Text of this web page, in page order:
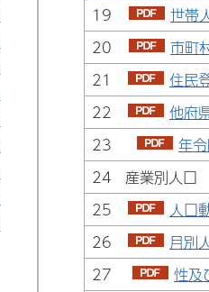
19
世帯
20
市町
21
住民
22
他府
23
年
24 産業別人口
25
人口
26
月別
27
性及